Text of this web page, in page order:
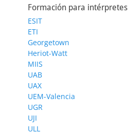
Formación para intérpretes
ESIT
ETI
Georgetown
Heriot-Watt
MIIS
UAB
UAX
UEM-Valencia
UGR
UJI
ULL